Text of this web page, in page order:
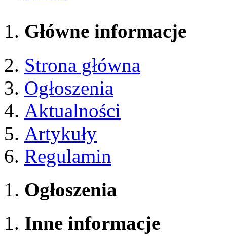
Główne informacje
Strona główna
Ogłoszenia
Aktualności
Artykuły
Regulamin
Ogłoszenia
Inne informacje